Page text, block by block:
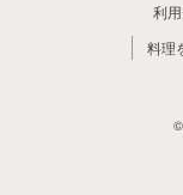
利
料理